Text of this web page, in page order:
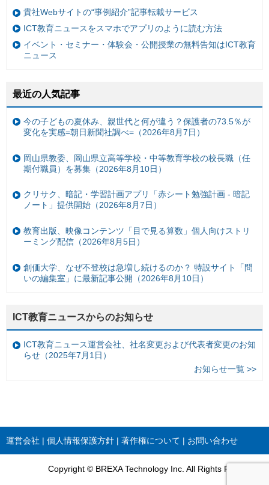
貴社Webサイトの“事例紹介”記事転載サービス
ICT教育ニュースをスマホでアプリのように読む方法
イベント・セミナー・体験会・公開授業の無料告知はICT教育
ニュース
最近の人気記事
今の子どもの夏休み、親世代と何が違う？保護者の73.5％が
変化を実感=朝日新聞社調べ=（2026年8月7日）
岡山県教委、岡山県立高等学校・中等教育学校の校長職（任
期付職員）を募集（2026年8月10日）
クリサク、暗記・学習計画アプリ「赤シート勉強計画 - 暗記
ノート」提供開始（2026年8月7日）
教育出版、映像コンテンツ「目で見る算数」個人向けストリ
ーミング配信（2026年8月5日）
創価大学、なぜ不登校は急増し続けるのか？ 特設サイト「問
いの編集室」に最新記事公開（2026年8月10日）
ICT教育ニュースからのお知らせ
ICT教育ニュース運営会社、社名変更および代表者変更のお知
らせ（2025年7月1日）
お知らせ一覧 >>
運営会社 個人情報保護方針 著作権について お問い合わせ
Copyright © BREXA Technology Inc. All Rights Reserved.